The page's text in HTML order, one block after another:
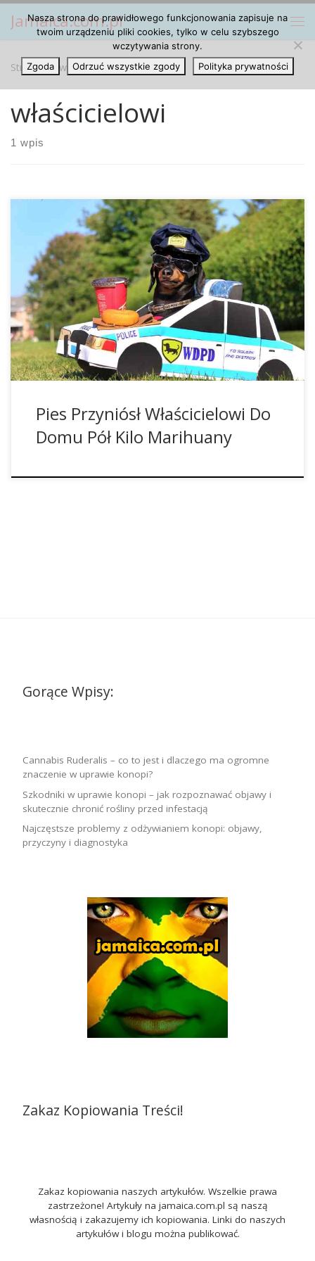
Przejdź do treści
Jamaica.com.pl
Strona główna » właścicielowi
właścicielowi
1 wpis
Jones County Sheriff’s Department poinformował na swoim
facebookowym profilu o nietypowej sytuacji. Pies rasy
labrador o imieniu Miley należący do rodziny Lauren z
Mississippi, przyniósł do domu duży worek z marihuaną,
która była rozdzielona na porcje i prawdopodobnie gotowa
do sprzedaży. Jej waga to niecałe 0,5kg. Początkowo
wszyscy myśleli, że […]
Pies Przyniósł Właścicielowi Do
Domu Pół Kilo Marihuany
Gorące Wpisy:
Cannabis Ruderalis – co to jest i dlaczego ma ogromne
znaczenie w uprawie konopi?
Szkodniki w uprawie konopi – jak rozpoznawać objawy i
skutecznie chronić rośliny przed infestacją
Najczęstsze problemy z odżywianiem konopi: objawy,
przyczyny i diagnostyka
Zakaz Kopiowania Treści!
Zakaz kopiowania naszych artykułów. Wszelkie prawa
zastrzeżone! Artykuły na jamaica.com.pl są naszą
własnością i zakazujemy ich kopiowania. Linki do naszych
artykułów i blogu można publikować.
Nasza strona do prawidłowego funkcjonowania zapisuje na
twoim urządzeniu pliki cookies, tylko w celu szybszego
wczytywania strony.
Zgoda
Odrzuć wszystkie zgody Polityka prywatności